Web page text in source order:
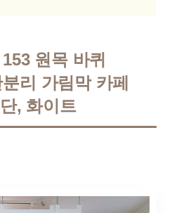
원목 바퀴
리 가림막 카페
, 화이트